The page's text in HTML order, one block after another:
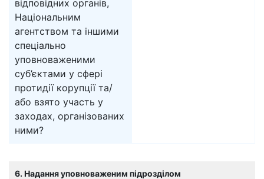
відповідних органів,
Національним
агентством та іншими
спеціально
уповноваженими
суб’єктами у сфері
протидії корупції та/
або взято участь у
заходах, організованих
ними?
6. Надання уповноваженим підрозділом